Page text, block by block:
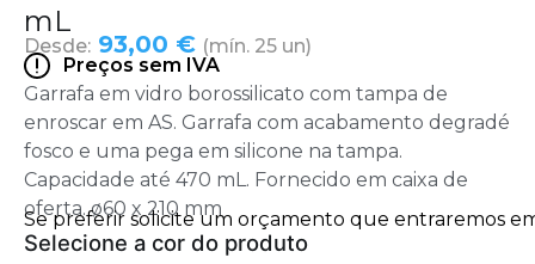
mL
Desde: 93,00 € (mín. 25 un)
Preços sem IVA
Garrafa em vidro borossilicato com tampa de
enroscar em AS. Garrafa com acabamento degradé
fosco e uma pega em silicone na tampa.
Capacidade até 470 mL. Fornecido em caixa de
oferta. ø60 x 210 mm